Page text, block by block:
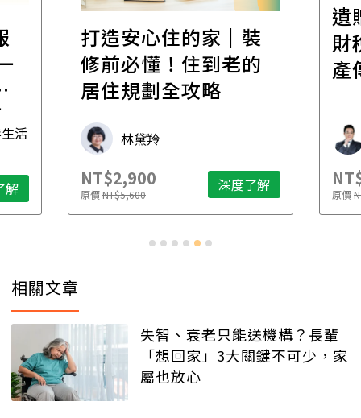
活
解
打造安心住的家｜裝
修前必懂！住到老的
居住規劃全攻略
林黛羚
NT$2,900
原價NT$5,600 深度了解
遺
財
產
原價
相關文章
失智、衰老只能送機構？長輩
「想回家」3大關鍵不可少，家
屬也放心